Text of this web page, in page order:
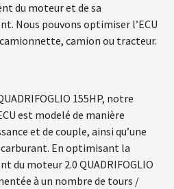
du moteur et de sa
Nous pouvons optimiser l’ECU
camion ou tracteur.
155HP, notre
est modelé de manière
et de couple, ainsi qu’une
En optimisant la
du moteur 2.0 QUADRIFOGLIO
à un nombre de tours /